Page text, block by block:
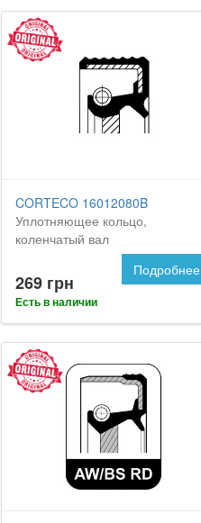
CORTECO 16012080B
Уплотняющее кольцо,
коленчатый вал
269 грн
Есть в наличии
Подробнее